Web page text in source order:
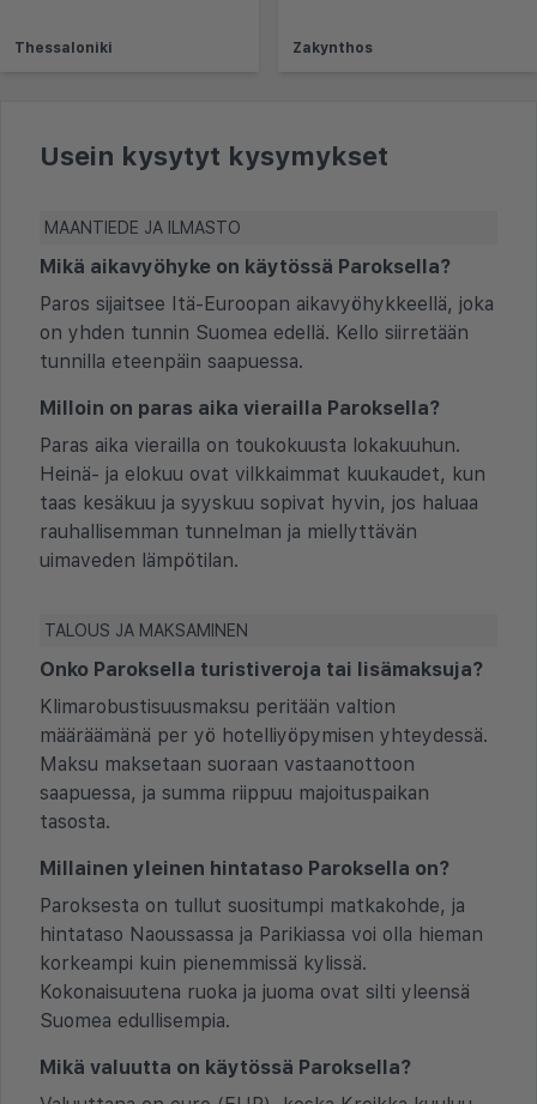
Thessaloniki Zakynthos
Usein kysytyt kysymykset
MAANTIEDE JA ILMASTO
Mikä aikavyöhyke on käytössä Paroksella?
Paros sijaitsee Itä-Euroopan aikavyöhykkeellä, joka
on yhden tunnin Suomea edellä. Kello siirretään
tunnilla eteenpäin saapuessa.
Milloin on paras aika vierailla Paroksella?
Paras aika vierailla on toukokuusta lokakuuhun.
Heinä- ja elokuu ovat vilkkaimmat kuukaudet, kun
taas kesäkuu ja syyskuu sopivat hyvin, jos haluaa
rauhallisemman tunnelman ja miellyttävän
uimaveden lämpötilan.
TALOUS JA MAKSAMINEN
Onko Paroksella turistiveroja tai lisämaksuja?
Klimarobustisuusmaksu peritään valtion
määräämänä per yö hotelliyöpymisen yhteydessä.
Maksu maksetaan suoraan vastaanottoon
saapuessa, ja summa riippuu majoituspaikan
tasosta.
Millainen yleinen hintataso Paroksella on?
Paroksesta on tullut suositumpi matkakohde, ja
hintataso Naoussassa ja Parikiassa voi olla hieman
korkeampi kuin pienemmissä kylissä.
Kokonaisuutena ruoka ja juoma ovat silti yleensä
Suomea edullisempia.
Mikä valuutta on käytössä Paroksella?